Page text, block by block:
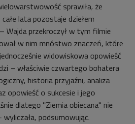
sprawiła, że
lata pozostaje dziełem
Wajda przekroczył w tym filmie
w nim mnóstwo znaczeń, które
widowiskowa opowieść
– właściwie czwartego bohatera
historia przyjaźni, analiza
opowieść o sukcesie i jego
dlatego "Ziemia obiecana" nie
wyliczała, podsumowując.